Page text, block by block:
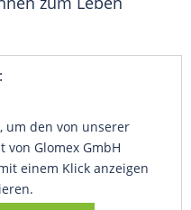
um den von unserer
Glomex GmbH
einem Klick anzeigen